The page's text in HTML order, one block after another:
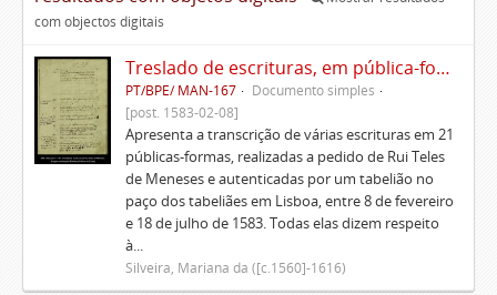
com objectos digitais
Treslado de escrituras, em pública-forma, de Rui Teles de Meneses
PT/BPE/ MAN-167
Documento simples
[post. 1583-02-08]
Apresenta a transcrição de várias escrituras em 21
públicas-formas, realizadas a pedido de Rui Teles
de Meneses e autenticadas por um tabelião no
paço dos tabeliães em Lisboa, entre 8 de fevereiro
e 18 de julho de 1583. Todas elas dizem respeito
à...
Silveira, Mariana da ([c.1560]-1616)